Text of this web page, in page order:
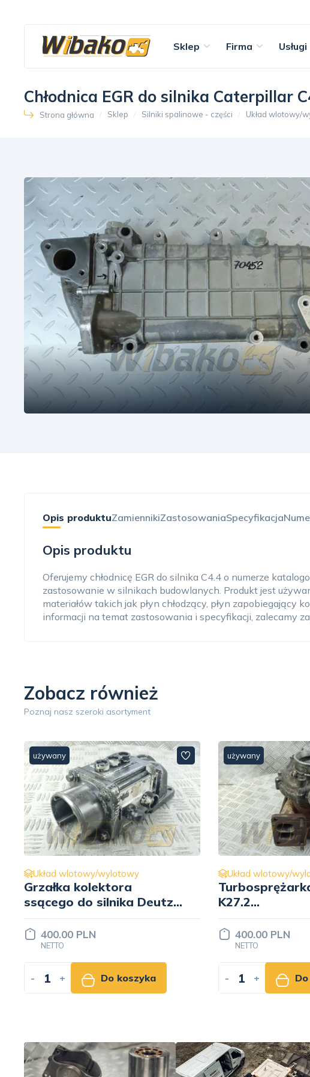
Sklep Firma Usługi
Chłodnica EGR do silnika Caterpillar
Strona główna Sklep Silniki spalinowe - części Układ wlotowy/
Opis produktuZamiennikiZastosowaniaSpecyfikacja
Opis produktu
Oferujemy chłodnicę EGR do silnika C4.4 o numerze
zastosowanie w silnikach budowlanych. Produkt jest
materiałów takich jak płyn chłodzący, płyn zapobiegający
informacji na temat zastosowania i specyfikacji, zalecamy
Zobacz również
Poznaj nasz szeroki asortyment
używany
Układ wlotowy/wylotowy
Turbosprężarka KKK
K27.2
9060969099/53279887192
400.00 PLN
NETTO
- + Do koszyka
używany
Układ wlotowy/
Kolektor ssący
Deutz
04255977
450.00 PLN
NETTO
- +